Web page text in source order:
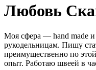
Любовь
Моя сфера — hand made и
рукодельницам. Пишу
преимущественно по
опыт. Работаю швеей в